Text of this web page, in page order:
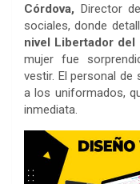
Córdova, Director
sociales, donde
nivel Libertador del
mujer fue
vestir. El personal de
a los uniformados,
inmediata.